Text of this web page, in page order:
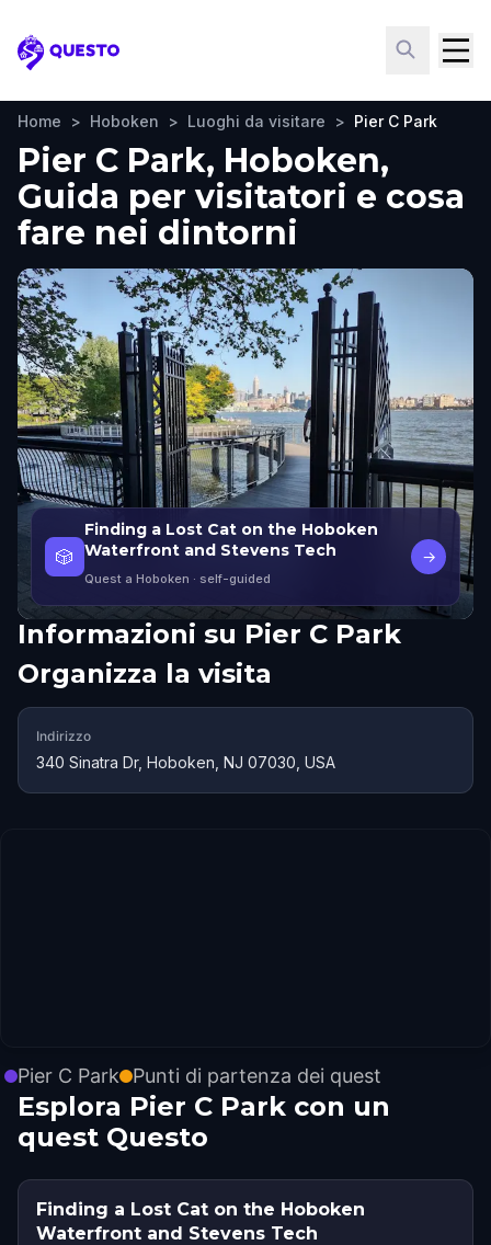
Questo
Home > Hoboken > Luoghi da visitare > Pier C Park
Pier C Park, Hoboken,
Guida per visitatori e cosa
fare nei dintorni
🎲
Finding a Lost Cat on the Hoboken
Waterfront and Stevens Tech
Quest a Hoboken · self-guided
→
Informazioni su Pier C Park
Organizza la visita
Indirizzo
340 Sinatra Dr, Hoboken, NJ 07030, USA
Pier C Park Punti di partenza dei quest
Esplora Pier C Park con un
quest Questo
Finding a Lost Cat on the Hoboken
Waterfront and Stevens Tech